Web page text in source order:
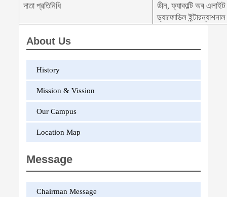
দাতা প্রতিনিধি
ডীন, ফ্যাকাল্টি অব এলাইট
ড্যাফোডিল ইন্টারন্যাশনাল
About Us
History
Mission & Vission
Our Campus
Location Map
Message
Chairman Message